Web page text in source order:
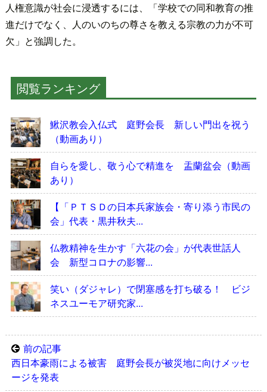
人権意識が社会に浸透するには、「学校での同和教育の推
進だけでなく、人のいのちの尊さを教える宗教の力が不可
欠」と強調した。
閲覧ランキング
鰍沢教会入仏式 庭野会長 新しい門出を祝う
（動画あり）
自らを愛し、敬う心で精進を 盂蘭盆会（動画
あり）
【「ＰＴＳＤの日本兵家族会・寄り添う市民の
会」代表・黒井秋夫...
仏教精神を生かす「六花の会」が代表世話人
会 新型コロナの影響...
笑い（ダジャレ）で閉塞感を打ち破る！ ビジ
ネスユーモア研究家...
前の記事
西日本豪雨による被害 庭野会長が被災地に向けメッセ
ージを発表